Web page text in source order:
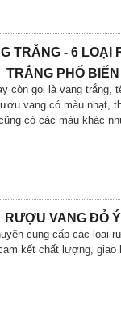
TRẮNG - 6 LOẠI
TRẮNG PHỔ BIẾN
còn gọi là vang trắng,
vang có màu nhạt,
có các màu khác
RƯỢU VANG ĐỎ Ý
cung cấp các loại
kết chất lượng, giao